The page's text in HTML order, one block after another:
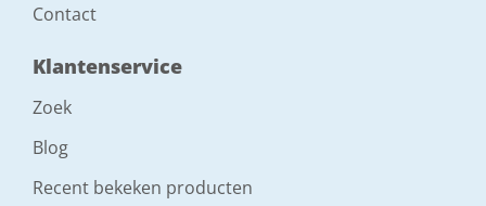
Contact
Klantenservice
Zoek
Blog
Recent bekeken producten